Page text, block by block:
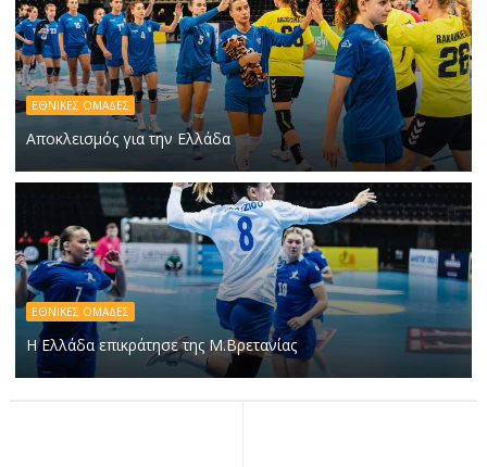
ΕΘΝΙΚΕΣ ΟΜΑΔΕΣ
Αποκλεισμός για την Ελλάδα
ΕΘΝΙΚΕΣ ΟΜΑΔΕΣ
Η Ελλάδα επικράτησε της Μ.Βρετανίας